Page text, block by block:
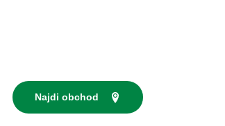
Najdi obchod